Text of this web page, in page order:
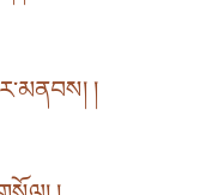
།